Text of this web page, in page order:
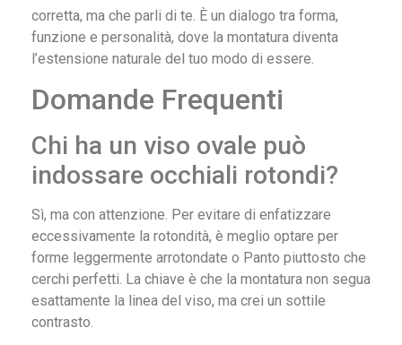
corretta, ma che parli di te. È un dialogo tra forma,
funzione e personalità, dove la montatura diventa
l’estensione naturale del tuo modo di essere.
Domande Frequenti
Chi ha un viso ovale può
indossare occhiali rotondi?
Sì, ma con attenzione. Per evitare di enfatizzare
eccessivamente la rotondità, è meglio optare per
forme leggermente arrotondate o Panto piuttosto che
cerchi perfetti. La chiave è che la montatura non segua
esattamente la linea del viso, ma crei un sottile
contrasto.